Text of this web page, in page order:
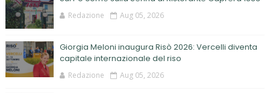
Redazione Aug 05, 2026
Giorgia Meloni inaugura Risò 2026: Vercelli diventa
capitale internazionale del riso
Redazione Aug 05, 2026